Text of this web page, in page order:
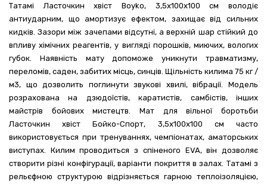
Татамі Ласточкин хвіст Boyko, 3,5х100х100 см володіє
антиударним, що амортизує ефектом, захищає від сильних
кидків. Зазори між зачепами відсутні, а верхній шар стійкий до
впливу хімічних реагентів, у вигляді порошків, миючих, вологих
губок. Наявність мату допоможе уникнути травматизму,
переломів, саден, забитих місць, синців. Щільність килима 75 кг /
м3, що дозволить поглинути звукові хвилі, вібрації. Модель
розрахована на дзюдоїстів, каратистів, самбістів, інших
майстрів бойових мистецтв. Мат для вільної боротьби
Ласточкин хвіст Бойко-Спорт, 3,5х100х100 см часто
використовується при тренуваннях, чемпіонатах, аматорських
виступах. Килим проводиться з спіненого EVA, він дозволяє
створити різні конфігурації, варіанти покриття в залах. Татамі з
рельєфною структурою відрізняється гарною теплоізоляцією,